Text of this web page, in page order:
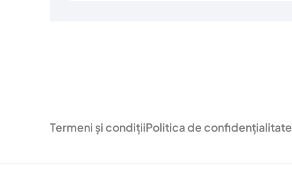
Termeni și condițiiPolitica de confidențialitate